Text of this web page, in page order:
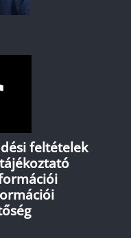
feltételek